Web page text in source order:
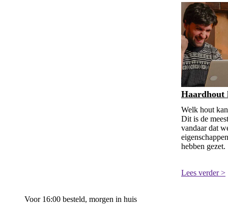
Haardhout
Welk hout
Dit is de
vandaar dat
hebben gezet.
Lees verder >
Voor 16:00 besteld, morgen in huis